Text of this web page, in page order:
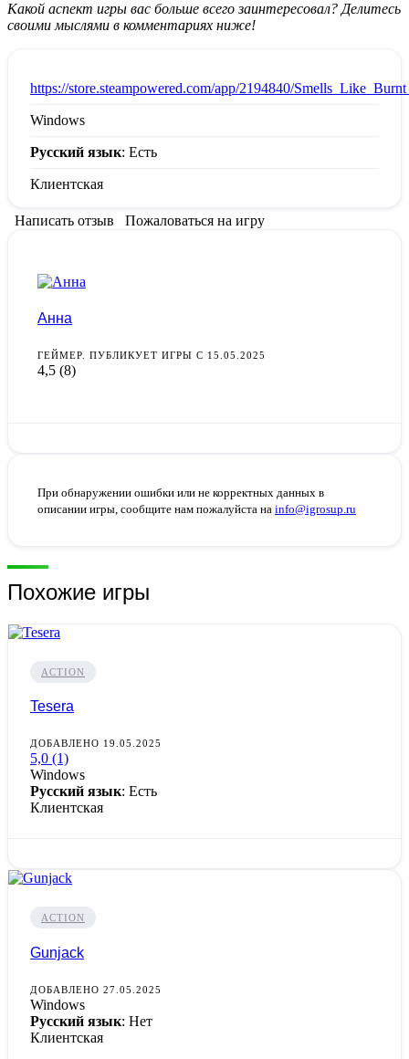
Какой аспект игры вас больше всего заинтересовал? Делитесь
своими мыслями в комментариях ниже!
https://store.steampowered.com/app/2194840/
Windows
Русский язык: Есть
Клиентская
Написать отзыв Пожаловаться на игру
Анна
ГЕЙМЕР. ПУБЛИКУЕТ ИГРЫ С 15.05.2025
4,5 (8)
При обнаружении ошибки или не корректных данных в
описании игры, сообщите нам пожалуйста на info@igrosup.ru
Похожие игры
ACTION
Tesera
ДОБАВЛЕНО 19.05.2025
5,0 (1)
Windows
Русский язык: Есть
Клиентская
ACTION
Gunjack
ДОБАВЛЕНО 27.05.2025
Windows
Русский язык: Нет
Клиентская